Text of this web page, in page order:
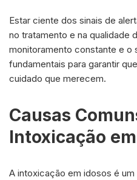
Estar ciente dos sinais de
no tratamento e na qualidade
monitoramento constante e o
fundamentais para garantir
cuidado que merecem.
Causas
Intoxicação
A intoxicação em idosos é